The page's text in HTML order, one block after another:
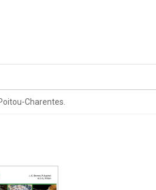
Charentes.